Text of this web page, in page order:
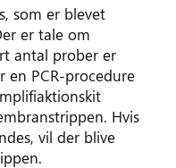
som er blevet
er tale om
antal prober er
en PCR-procedure
Hvis
vil der blive